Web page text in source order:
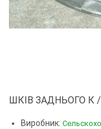
ШКІВ ЗАДНЬОГО
Виробник: